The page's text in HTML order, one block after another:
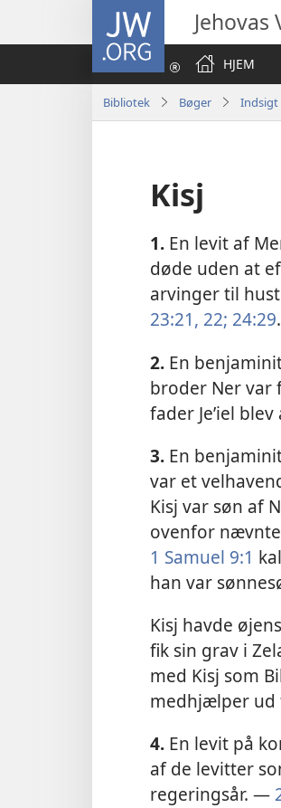
JW.ORG Jehovas
HJEM
Bibliotek Bøger Indsigt
Kisj
1. En levit af
døde uden at
arvinger til
23:21, 22; 24:29.
2. En
broder Ner var
fader Je’iel
3. En
var et
Kisj var søn af
ovenfor
1 Samuel 9:1
han var
Kisj havde
fik sin grav i
med Kisj som
medhjælper
4. En levit på
af de levitter
regeringsår. —